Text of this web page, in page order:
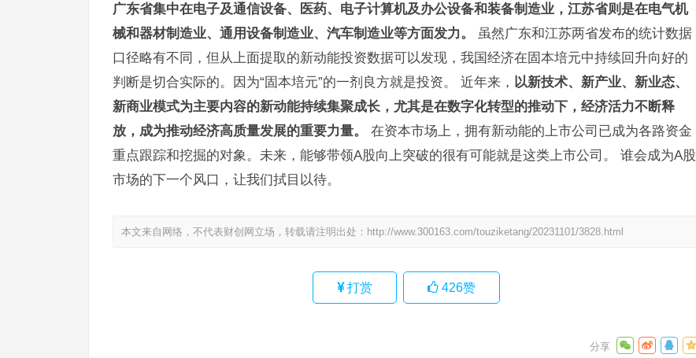
广东省集中在电子及通信设备、医药、电子计算机及办公设备和装备制造业，江苏省则是在电气机
械和器材制造业、通用设备制造业、汽车制造业等方面发力。
虽然广东和江苏两省发布的统计数据
口径略有不同，但从上面提取的新动能投资数据可以发现，我国经济在固本培元中持续回升向好的
判断是切合实际的。因为“固本培元”的一剂良方就是投资。
近年来， 以新技术、新产业、新业态、
新商业模式为主要内容的新动能持续集聚成长，尤其是在数字化转型的推动下，经济活力不断释
放，成为推动经济高质量发展的重要力量。
在资本市场上，拥有新动能的上市公司已成为各路资金
重点跟踪和挖掘的对象。未来，能够带领A股向上突破的很有可能就是这类上市公司。
谁会成为A股
市场的下一个风口，让我们拭目以待。
本文来自网络，不代表财创网立场，转载请注明出处： http://www.300163.com/touziketang/20231101/3828.html
打赏 426赞